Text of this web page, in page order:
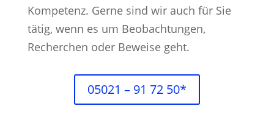
Kompetenz. Gerne sind wir auch für Sie
tätig, wenn es um Beobachtungen,
Recherchen oder Beweise geht.
05021 – 91 72 50*